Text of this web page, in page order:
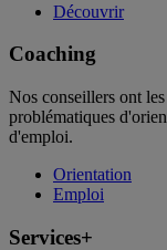
Découvrir
Coaching
Nos conseillers ont
problématiques
d'emploi.
Orientation
Emploi
Services+